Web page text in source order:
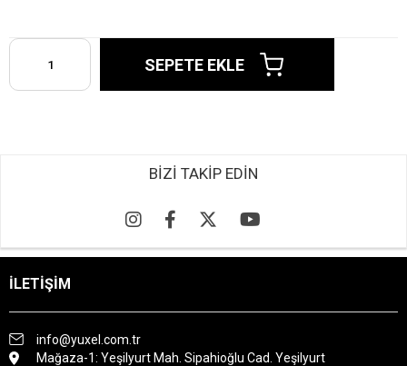
BİZİ TAKİP EDİN
İLETİŞİM
info@yuxel.com.tr
Mağaza-1: Yeşilyurt Mah. Sipahioğlu Cad. Yeşilyurt